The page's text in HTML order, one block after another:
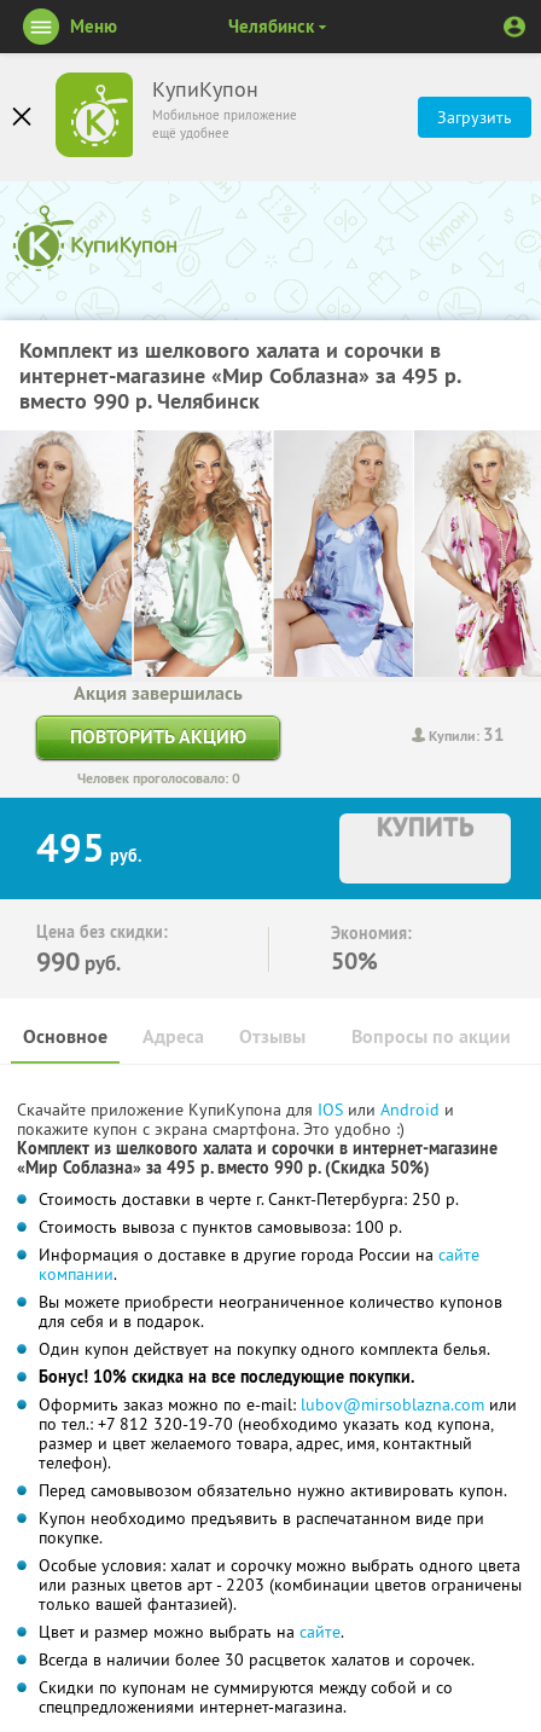
КупиКупон
Мобильное приложение
ещё удобнее
Загрузить
Меню Челябинск
Комплект из шелкового халата и сорочки в
интернет-магазине «Мир Соблазна» за 495 р.
вместо 990 р. Челябинск
Купили: 31
Акция завершилась
ПОВТОРИТЬ АКЦИЮ
Человек проголосовало: 0
495 руб.
КУПИТЬ
Цена без скидки:
990 руб.
Экономия:
50%
Основное Отзывы Вопросы по акции
Адреса
Скачайте приложение КупиКупона для IOS или Android и
покажите купон с экрана смартфона. Это удобно :)
Комплект из шелкового халата и сорочки в интернет-магазине
«Мир Соблазна» за 495 р. вместо 990 р. (Cкидка 50%)
Стоимость доставки в черте г. Санкт-Петербурга: 250 р.
Стоимость вывоза с пунктов самовывоза: 100 р.
Информация о доставке в другие города России на сайте
компании.
Вы можете приобрести неограниченное количество купонов
для себя и в подарок.
Один купон действует на покупку одного комплекта белья.
Бонус! 10% скидка на все последующие покупки.
Оформить заказ можно по e-mail: lubov@mirsoblazna.com или
по тел.: +7 812 320-19-70 (необходимо указать код купона,
размер и цвет желаемого товара, адрес, имя, контактный
телефон).
Перед самовывозом обязательно нужно активировать купон.
Купон необходимо предъявить в распечатанном виде при
покупке.
Особые условия: халат и сорочку можно выбрать одного цвета
или разных цветов арт - 2203 (комбинации цветов ограничены
только вашей фантазией).
Цвет и размер можно выбрать на сайте.
Всегда в наличии более 30 расцветок халатов и сорочек.
Скидки по купонам не суммируются между собой и со
спецпредложениями интернет-магазина.